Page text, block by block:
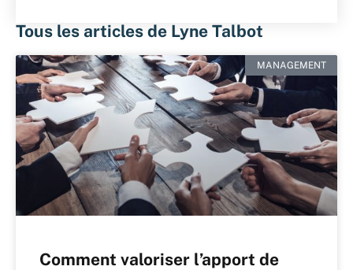
Tous les articles de Lyne Talbot
MANAGEMENT
Comment valoriser l’apport de